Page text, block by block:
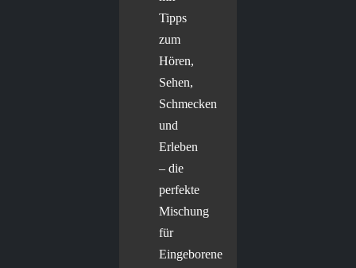
Tipps
zum
Hören,
Sehen,
Schmecken
und
Erleben
– die
perfekte
Mischung
für
Eingeborene